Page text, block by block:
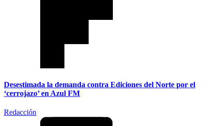
Desestimada la demanda contra Ediciones del Norte por el
‘cerrojazo’ en Azul FM
Redacción